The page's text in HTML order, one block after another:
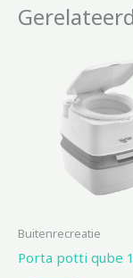
Buitenrecreatie
Porta potti qube